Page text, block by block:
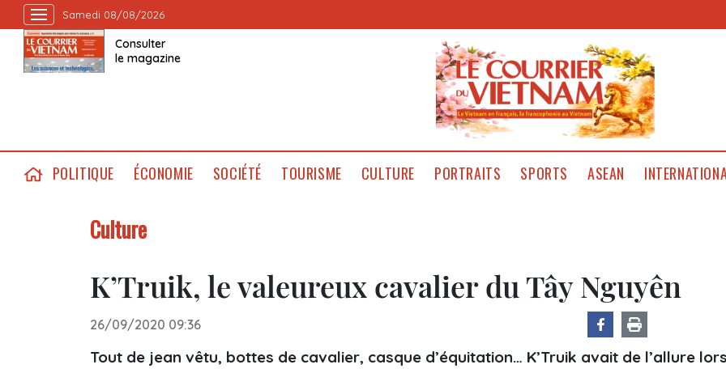
Samedi 08/08/2026
Consulter
le magazine
POLITIQUE ÉCONOMIE SOCIÉTÉ TOURISME CULTURE PORTRAITS SPORTS ASEAN
Culture
K’Truik, le valeureux cavalier du Tây Nguyên
26/09/2020 09:36
Tout de jean vêtu, bottes de cavalier, casque d’équitation… K’Truik avait de l’allure